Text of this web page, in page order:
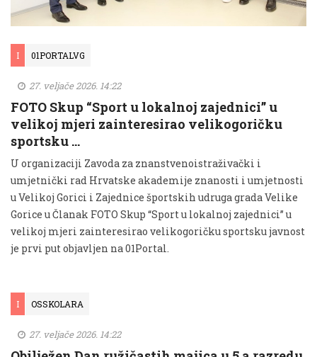
I 01PORTALVG
27. veljače 2026. 14:22
FOTO Skup “Sport u lokalnoj zajednici” u
velikoj mjeri zainteresirao velikogoričku
sportsku …
U organizaciji Zavoda za znanstvenoistraživački i
umjetnički rad Hrvatske akademije znanosti i umjetnosti
u Velikoj Gorici i Zajednice športskih udruga grada Velike
Gorice u Članak FOTO Skup “Sport u lokalnoj zajednici” u
velikoj mjeri zainteresirao velikogoričku sportsku javnost
je prvi put objavljen na 01Portal.
I OSSKOLARA
27. veljače 2026. 14:22